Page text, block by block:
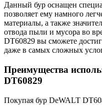
Данный бур оснащен
позволяет ему намного
материалы, а также
отвода пыли и мусора во
DT60829 вы сможете
даже в самых сложных
Преимущества
DT60829
Покупая бур DeWALT